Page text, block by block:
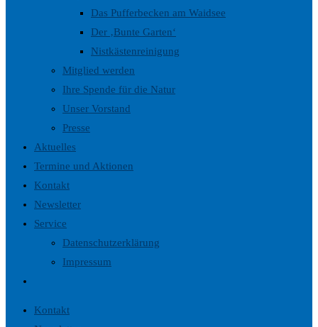
Das Pufferbecken am Waidsee
Der ‚Bunte Garten‘
Nistkästenreinigung
Mitglied werden
Ihre Spende für die Natur
Unser Vorstand
Presse
Aktuelles
Termine und Aktionen
Kontakt
Newsletter
Service
Datenschutzerklärung
Impressum
umschalten
Kontakt